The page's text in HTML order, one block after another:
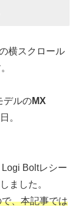
横スクロール
デルのMX
。
Boltレシー
ました。
、本記事では